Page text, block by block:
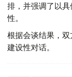
排，并强调了以
性。
根据会谈结果，
建设性对话。